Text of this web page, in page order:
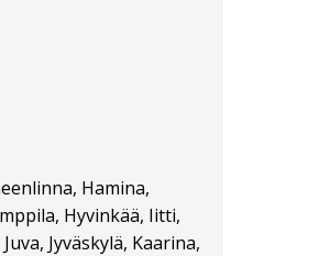
Hamina,
Hyvinkää, Iitti,
Jyväskylä, Kaarina,